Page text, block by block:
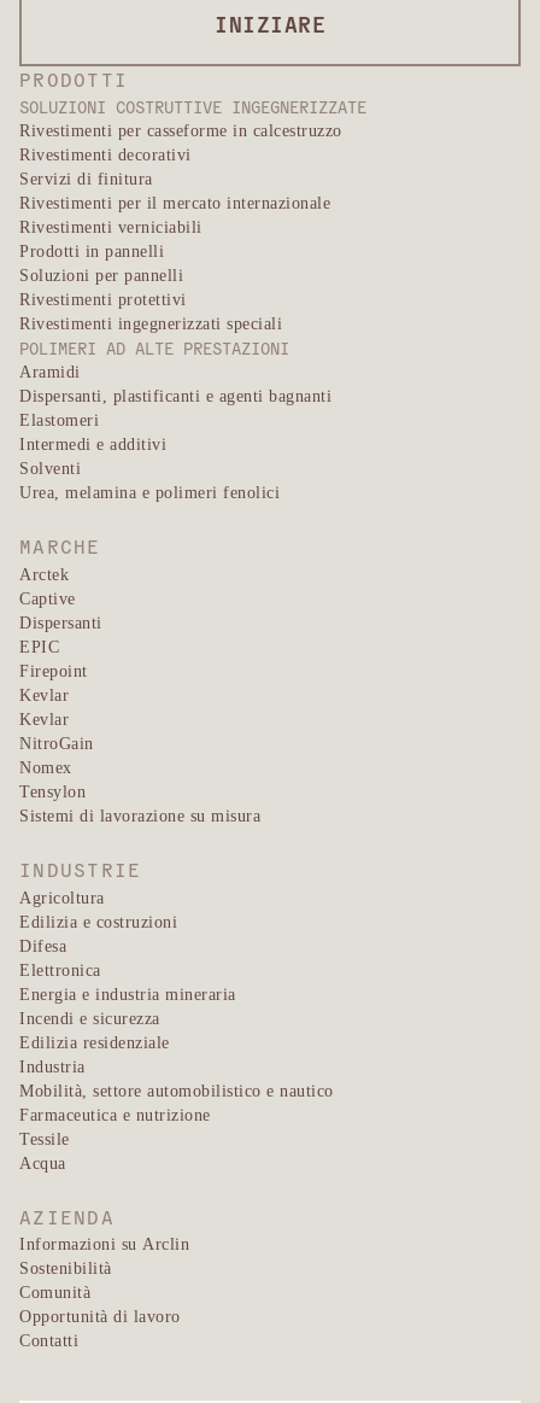
PRODOTTI
SOLUZIONI COSTRUTTIVE INGEGNERIZZATE
Rivestimenti per casseforme in calcestruzzo
Rivestimenti decorativi
Servizi di finitura
Rivestimenti per il mercato internazionale
Rivestimenti verniciabili
Prodotti in pannelli
Soluzioni per pannelli
Rivestimenti protettivi
Rivestimenti ingegnerizzati speciali
POLIMERI AD ALTE PRESTAZIONI
Aramidi
Dispersanti, plastificanti e agenti bagnanti
Elastomeri
Intermedi e additivi
Solventi
Urea, melamina e polimeri fenolici
MARCHE
Arctek
Captive
Dispersanti
EPIC
Firepoint
Kevlar
Kevlar
NitroGain
Nomex
Tensylon
Sistemi di lavorazione su misura
INDUSTRIE
Agricoltura
Edilizia e costruzioni
Difesa
Elettronica
Energia e industria mineraria
Incendi e sicurezza
Edilizia residenziale
Industria
Mobilità, settore automobilistico e nautico
Farmaceutica e nutrizione
Tessile
Acqua
AZIENDA
Informazioni su Arclin
Sostenibilità
Comunità
Opportunità di lavoro
Contatti
INIZIARE